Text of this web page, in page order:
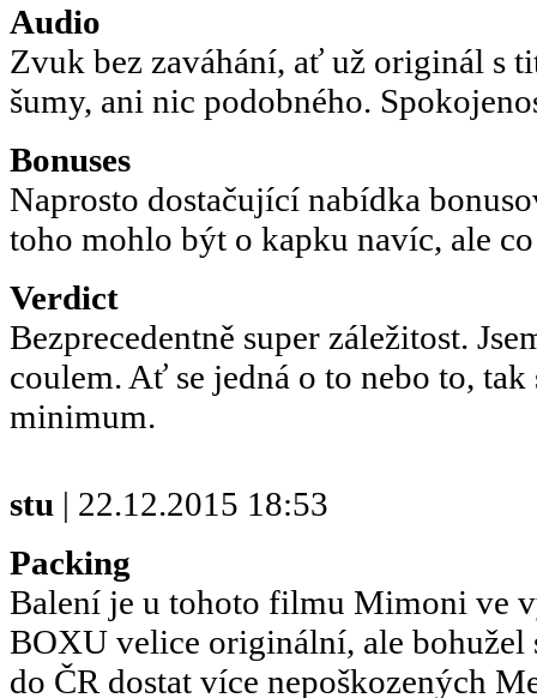
Audio
Zvuk bez zaváhání, ať už originál s
šumy, ani nic podobného.
Bonuses
Naprosto dostačující nabídka
toho mohlo být o kapku navíc, ale
Verdict
Bezprecedentně super záležitost.
coulem. Ať se jedná o to nebo to,
minimum.
stu | 22.12.2015 18:53
Packing
Balení je u tohoto filmu Mimoni ve
BOXU velice originální, ale bohužel
do ČR dostat více nepoškozených